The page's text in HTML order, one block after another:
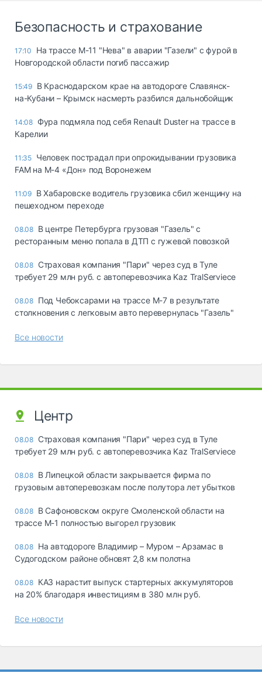
Безопасность и страхование
17:10
На трассе М-11 "Нева" в аварии "Газели" с фурой в
Новгородской области погиб пассажир
15:49 В Краснодарском крае на автодороге Славянск-
на-Кубани – Крымск насмерть разбился дальнобойщик
14:08 Фура подмяла под себя Renault Duster на трассе в
Карелии
11:35 Человек пострадал при опрокидывании грузовика
FAM на М-4 «Дон» под Воронежем
11:09 В Хабаровске водитель грузовика сбил женщину на
пешеходном переходе
08.08 В центре Петербурга грузовая "Газель" с
ресторанным меню попала в ДТП с гужевой повозкой
08.08 Страховая компания "Пари" через суд в Туле
требует 29 млн руб. с автоперевозчика Kaz TralServiece
08.08 Под Чебоксарами на трассе М-7 в результате
столкновения с легковым авто перевернулась "Газель"
Все новости
Центр
08.08 Страховая компания "Пари" через суд в Туле
требует 29 млн руб. с автоперевозчика Kaz TralServiece
08.08 В Липецкой области закрывается фирма по
грузовым автоперевозкам после полутора лет убытков
08.08 В Сафоновском округе Смоленской области на
трассе М-1 полностью выгорел грузовик
08.08 На автодороге Владимир – Муром – Арзамас в
Судогодском районе обновят 2,8 км полотна
08.08 КАЗ нарастит выпуск стартерных аккумуляторов
на 20% благодаря инвестициям в 380 млн руб.
Все новости